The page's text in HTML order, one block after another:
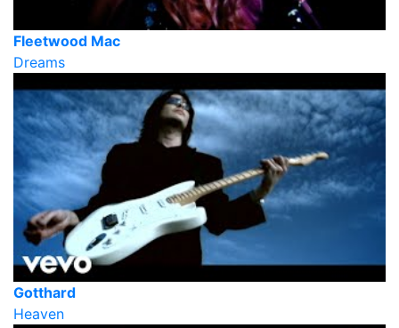
Fleetwood Mac
Dreams
Gotthard
Heaven